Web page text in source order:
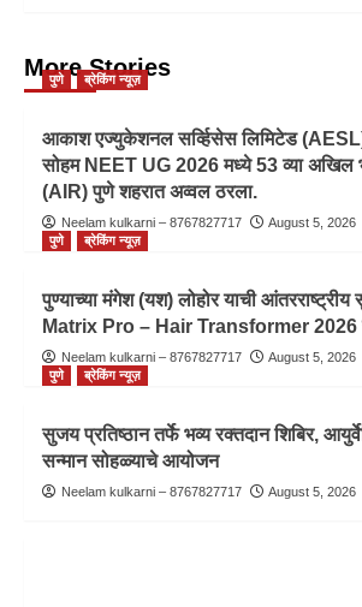
More Stories
पुणे ब्रेकिंग न्यूज़
आकाश एज्युकेशनल सर्व्हिसेस लिमिटेड (AESL)
सोहम NEET UG 2026 मध्ये 53 व्या अखिल
(AIR) पुणे शहरात अव्वल ठरला.
Neelam kulkarni – 8767827717 August 5, 2026
पुणे
ब्रेकिंग न्यूज़
पुण्याच्या मंगेश (यश) लोहोर याची आंतरराष्ट्रीय
Matrix Pro – Hair Transformer 2026
Neelam kulkarni – 8767827717 August 5, 2026
पुणे
ब्रेकिंग न्यूज़
सुजय प्रतिष्ठान तर्फे भव्य रक्तदान शिबिर,
सन्मान सोहळ्याचे आयोजन
Neelam kulkarni – 8767827717 August 5, 2026